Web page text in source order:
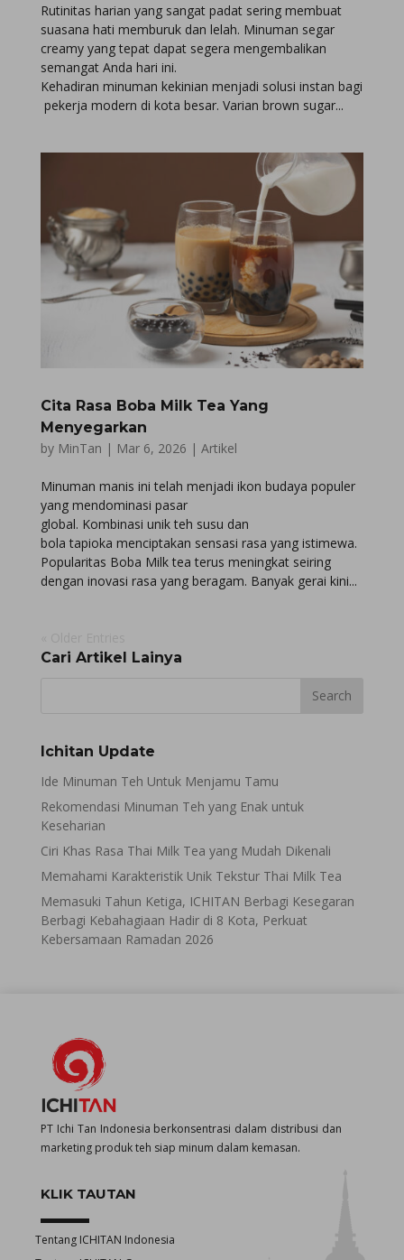
Rutinitas harian yang sangat padat sering membuat
suasana hati memburuk dan lelah. Minuman segar
creamy yang tepat dapat segera mengembalikan
semangat Anda hari ini.
Kehadiran minuman kekinian menjadi solusi instan bagi
pekerja modern di kota besar. Varian brown sugar...
Cita Rasa Boba Milk Tea Yang
Menyegarkan
by MinTan | Mar 6, 2026 | Artikel
Minuman manis ini telah menjadi ikon budaya populer
yang mendominasi pasar
global. Kombinasi unik teh susu dan
bola tapioka menciptakan sensasi rasa yang istimewa.
Popularitas Boba Milk tea terus meningkat seiring
dengan inovasi rasa yang beragam. Banyak gerai kini...
Cari Artikel Lainya
Ichitan Update
Ide Minuman Teh Untuk Menjamu Tamu
Rekomendasi Minuman Teh yang Enak untuk
Keseharian
Ciri Khas Rasa Thai Milk Tea yang Mudah Dikenali
Memahami Karakteristik Unik Tekstur Thai Milk Tea
Memasuki Tahun Ketiga, ICHITAN Berbagi Kesegaran
Berbagi Kebahagiaan Hadir di 8 Kota, Perkuat
Kebersamaan Ramadan 2026
PT Ichi Tan Indonesia berkonsentrasi dalam distribusi dan
marketing produk teh siap minum dalam kemasan.
KLIK TAUTAN
Tentang ICHITAN Indonesia